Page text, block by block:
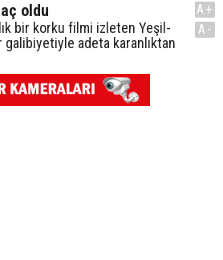
oldu
bir korku filmi izleten Yeşil-
adeta karanlıktan
A+
A-